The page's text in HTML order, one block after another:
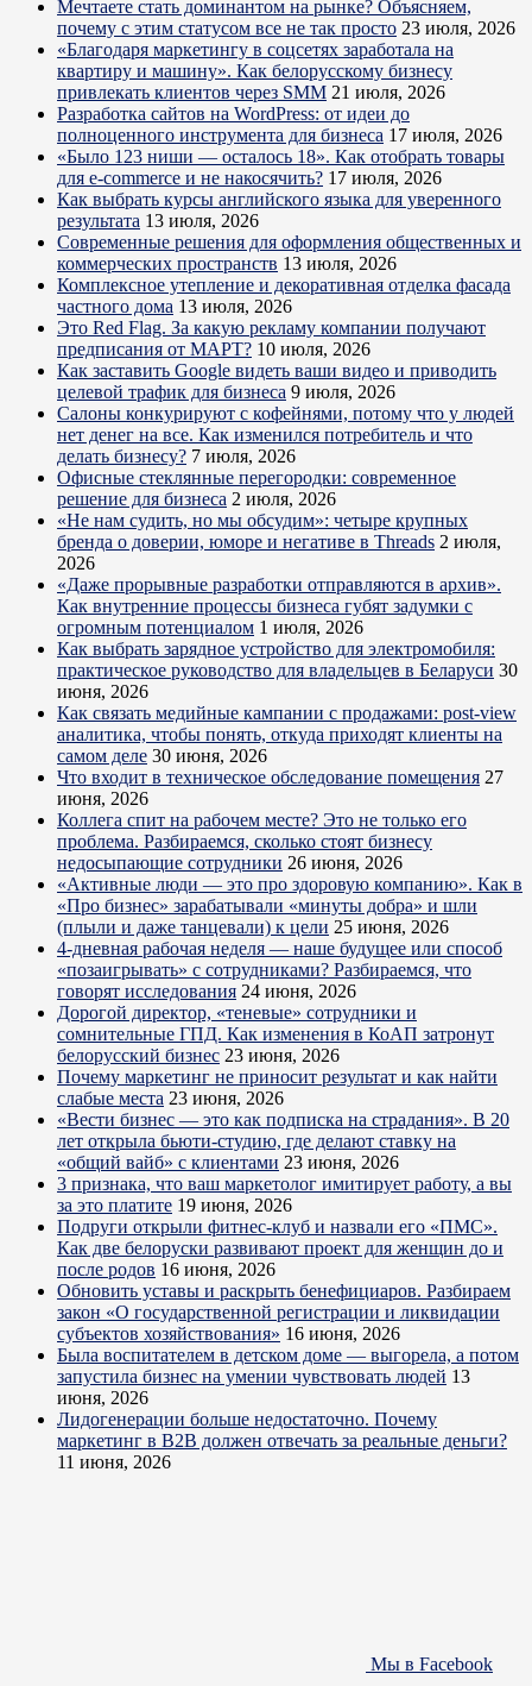
Мечтаете стать доминантом на рынке? Объясняем,
почему с этим статусом все не так просто 23 июля, 2026
«Благодаря маркетингу в соцсетях заработала на
квартиру и машину». Как белорусскому бизнесу
привлекать клиентов через SMM 21 июля, 2026
Разработка сайтов на WordPress: от идеи до
полноценного инструмента для бизнеса 17 июля, 2026
«Было 123 ниши — осталось 18». Как отобрать товары
для e-commerce и не накосячить? 17 июля, 2026
Как выбрать курсы английского языка для уверенного
результата 13 июля, 2026
Современные решения для оформления общественных и
коммерческих пространств 13 июля, 2026
Комплексное утепление и декоративная отделка фасада
частного дома 13 июля, 2026
Это Red Flag. За какую рекламу компании получают
предписания от МАРТ? 10 июля, 2026
Как заставить Google видеть ваши видео и приводить
целевой трафик для бизнеса 9 июля, 2026
Салоны конкурируют с кофейнями, потому что у людей
нет денег на все. Как изменился потребитель и что
делать бизнесу? 7 июля, 2026
Офисные стеклянные перегородки: современное
решение для бизнеса 2 июля, 2026
«Не нам судить, но мы обсудим»: четыре крупных
бренда о доверии, юморе и негативе в Threads 2 июля,
2026
«Даже прорывные разработки отправляются в архив».
Как внутренние процессы бизнеса губят задумки с
огромным потенциалом 1 июля, 2026
Как выбрать зарядное устройство для электромобиля:
практическое руководство для владельцев в Беларуси 30
июня, 2026
Как связать медийные кампании с продажами: post-view
аналитика, чтобы понять, откуда приходят клиенты на
самом деле 30 июня, 2026
Что входит в техническое обследование помещения 27
июня, 2026
Коллега спит на рабочем месте? Это не только его
проблема. Разбираемся, сколько стоят бизнесу
недосыпающие сотрудники 26 июня, 2026
«Активные люди — это про здоровую компанию». Как в
«Про бизнес» зарабатывали «минуты добра» и шли
(плыли и даже танцевали) к цели 25 июня, 2026
4-дневная рабочая неделя — наше будущее или способ
«позаигрывать» с сотрудниками? Разбираемся, что
говорят исследования 24 июня, 2026
Дорогой директор, «теневые» сотрудники и
сомнительные ГПД. Как изменения в КоАП затронут
белорусский бизнес 23 июня, 2026
Почему маркетинг не приносит результат и как найти
слабые места 23 июня, 2026
«Вести бизнес — это как подписка на страдания». В 20
лет открыла бьюти-студию, где делают ставку на
«общий вайб» с клиентами 23 июня, 2026
3 признака, что ваш маркетолог имитирует работу, а вы
за это платите 19 июня, 2026
Подруги открыли фитнес-клуб и назвали его «ПМС».
Как две белоруски развивают проект для женщин до и
после родов 16 июня, 2026
Обновить уставы и раскрыть бенефициаров. Разбираем
закон «О государственной регистрации и ликвидации
субъектов хозяйствования» 16 июня, 2026
Была воспитателем в детском доме — выгорела, а потом
запустила бизнес на умении чувствовать людей 13
июня, 2026
Лидогенерации больше недостаточно. Почему
маркетинг в B2B должен отвечать за реальные деньги?
11 июня, 2026
Мы в Facebook